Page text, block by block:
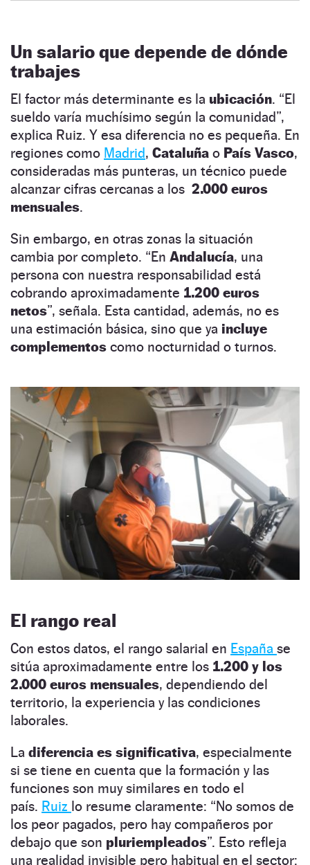
Un salario que depende de dónde
trabajes
El factor más determinante es la ubicación. “El
sueldo varía muchísimo según la comunidad”,
explica Ruiz. Y esa diferencia no es pequeña. En
regiones como Madrid, Cataluña o País Vasco,
consideradas más punteras, un técnico puede
alcanzar cifras cercanas a los 2.000 euros
mensuales.
Sin embargo, en otras zonas la situación
cambia por completo. “En Andalucía, una
persona con nuestra responsabilidad está
cobrando aproximadamente 1.200 euros
netos”, señala. Esta cantidad, además, no es
una estimación básica, sino que ya incluye
complementos como nocturnidad o turnos.
El rango real
Con estos datos, el rango salarial en España se
sitúa aproximadamente entre los 1.200 y los
2.000 euros mensuales, dependiendo del
territorio, la experiencia y las condiciones
laborales.
La diferencia es significativa, especialmente
si se tiene en cuenta que la formación y las
funciones son muy similares en todo el
país. Ruiz lo resume claramente: “No somos de
los peor pagados, pero hay compañeros por
debajo que son pluriempleados”. Esto refleja
una realidad invisible pero habitual en el sector: